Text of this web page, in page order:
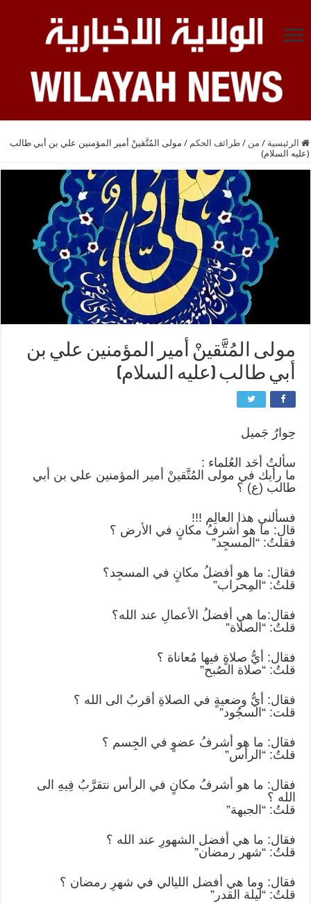
الرئيسية / من / طرائف الحكم / مولى المُتَّقينْ أمير المؤمنين علي بن أبي طالب
(عليه السلام)
مولى المُتَّقينْ أمير المؤمنين علي بن
أبي طالب (عليه السلام)
حِوارٌ جَميل
سألتُ أحَد العُلماء :
ما رأيك في مولى المُتَّقينْ أمير المؤمنين علي بن أبي
طالب (ع) ؟
فسألني هذا العالِم !!!
قال: ما هو أشرفُ مكانٍ في الأرض ؟
فقلتُ: “المسجِد”
فقال: ما هو أفضلُ مكانٍ في المسجِد؟
قلتُ: “المِحراب”
فقال:ما هي أفضلُ الأعمالِ عند الله؟
قلتُ: “الصلاة”
فقال: أيُّ صلاةٍ فيها مُعاناة ؟
قلتُ: “صلاة الصُبح”
فقال: أيُّ وضعيةٍ في الصلاةِ أقربُ الى الله ؟
قلت: “السجُود”
فقال: ما هو أشرفُ عضوٍ في الجِسم ؟
قلتُ: “الرأس”
فقال: ما هو أشرفُ مكانٍ في الرأس نتقرَّبُ فِيهِ الى
الله ؟
قلتُ: “الجبهة”
فقال: ما هي أفضل الشهورِ عند الله ؟
قلتُ: “شهر رمضان”
فقال: وما هي أفضل الليالي في شهرِ رمضان ؟
قلتُ: “ليلة القدر”